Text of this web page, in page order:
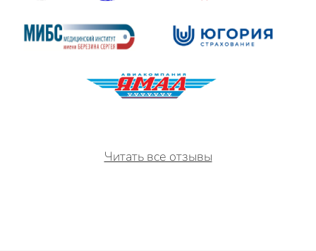
Читать все отзывы